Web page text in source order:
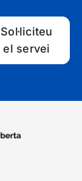
Sol·liciteu
el servei